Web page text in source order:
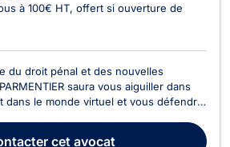
à 100€ HT, offert si ouverture de
du droit pénal et des nouvelles
saura vous aiguiller dans
dans le monde virtuel et vous défendre
cet avocat